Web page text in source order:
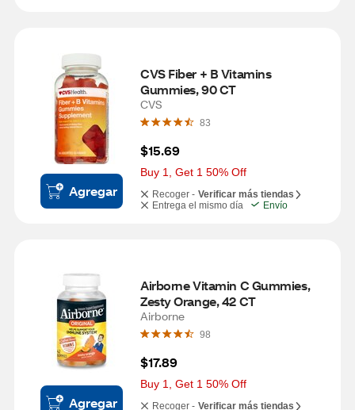
Agregar
CVS Fiber + B Vitamins
Gummies, 90 CT
CVS
83
$15.69
Buy 1, Get 1 50% Off
Recoger - Verificar más tiendas
Entrega el mismo día
Envío
Agregar
Airborne Vitamin C Gummies,
Zesty Orange, 42 CT
Airborne
98
$17.89
Buy 1, Get 1 50% Off
Recoger - Verificar más tiendas